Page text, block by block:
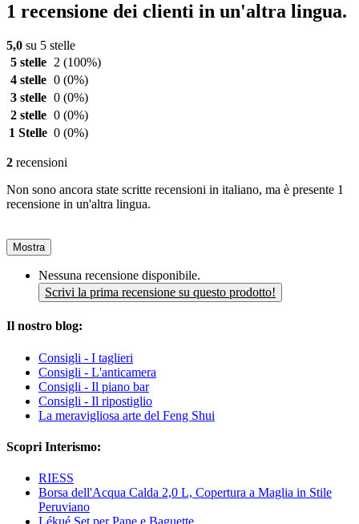
1 recensione dei clienti in un'altra lingua.
5,0 su 5 stelle
5 stelle
2 (100%)
4 stelle 0 (0%)
3 stelle 0 (0%)
2 stelle 0 (0%)
1 Stelle 0 (0%)
2 recensioni
Non sono ancora state scritte recensioni in italiano, ma è presente 1
recensione in un'altra lingua.
Mostra
Nessuna recensione disponibile.
Scrivi la prima recensione su questo prodotto!
Il nostro blog:
Consigli - I taglieri
Consigli - L'anticamera
Consigli - Il piano bar
Consigli - Il ripostiglio
La meravigliosa arte del Feng Shui
Scopri Interismo:
RIESS
Borsa dell'Acqua Calda 2,0 L, Copertura a Maglia in Stile
Peruviano